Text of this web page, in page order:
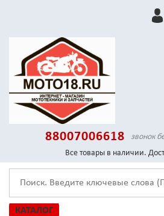
88007006618
звонок
Все товары в наличии.
КАТАЛОГ